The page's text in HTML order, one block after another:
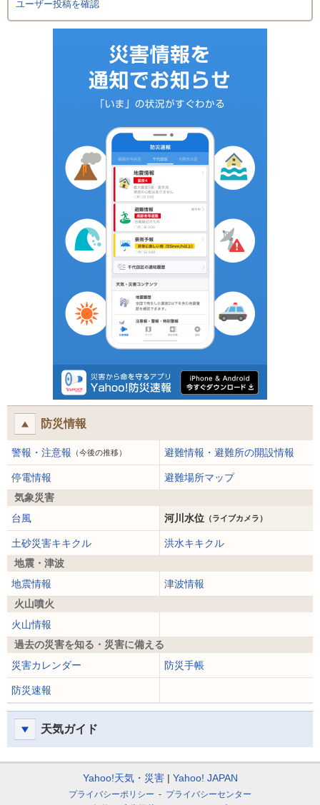
ユーザー投稿を確認
防災情報
警報・注意報 （今後の推移） 避難情報・避難所の開設情報
停電情報
避難場所マップ
気象災害
台風
河川水位 （ライブカメラ）
土砂災害キキクル
洪水キキクル
地震・津波
地震情報
津波情報
火山噴火
火山情報
過去の災害を知る・災害に備える
災害カレンダー
防災手帳
防災速報
天気ガイド
Yahoo!天気・災害 Yahoo! JAPAN
プライバシーポリシー
プライバシーセンター